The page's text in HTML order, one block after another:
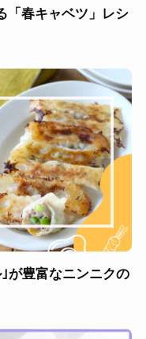
「春キャベツ」レシ
が豊富なニンニクの